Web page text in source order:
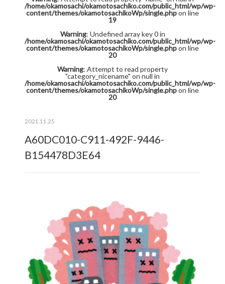
/home/okamosachi/okamotosachiko.com/public_html/wp/wp-
content/themes/okamotosachikoWp/single.phpon line
19
Warning: Undefined array key 0 in
/home/okamosachi/okamotosachiko.com/public_html/wp/wp-
content/themes/okamotosachikoWp/single.phpon line
20
Warning: Attempt to read property
"category_nicename" on null in
/home/okamosachi/okamotosachiko.com/public_html/wp/wp-
content/themes/okamotosachikoWp/single.phpon line
20
2021.11.25
A60DC010-C911-492F-9446-
B154478D3E64